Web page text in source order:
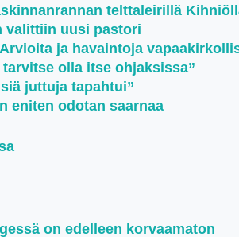
telttaleirillä
valittiin uusi pastori
ja havaintoja
olla itse ohjaksissa”
juttuja tapahtui”
eniten odotan saarnaa
on edelleen korvaamaton